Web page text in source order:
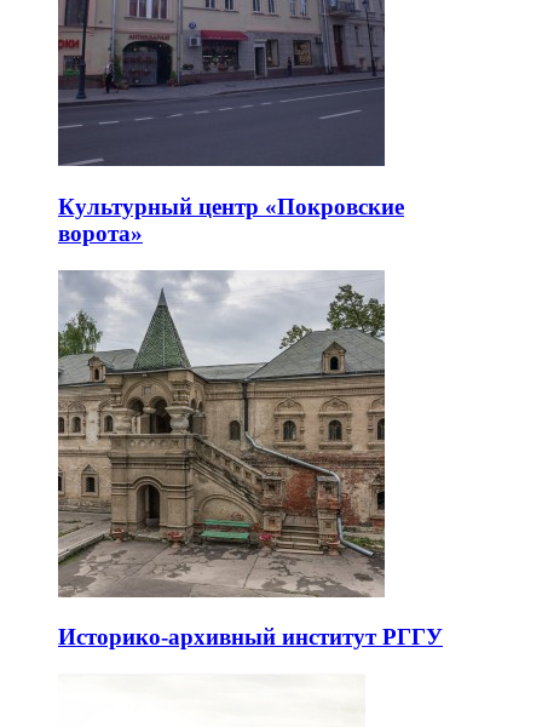
Культурный центр «Покровские
ворота»
Историко-архивный институт РГГУ